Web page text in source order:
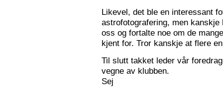
Likevel, det ble en interessant
astrofotografering, men
oss og fortalte noe om de
kjent for. Tror kanskje at flere
Til slutt takket leder vår
vegne av klubben.
Sej